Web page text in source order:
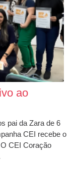
ao
pai da Zara de 6
CEI recebe o
CEI Coração